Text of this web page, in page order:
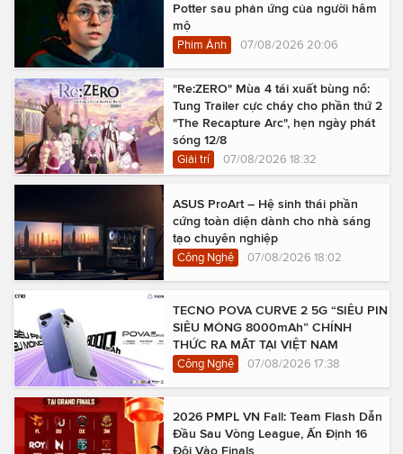
Potter sau phản ứng của người hâm
mộ
Phim Ảnh 07/08/2026 20:06
"Re:ZERO" Mùa 4 tái xuất bùng nổ:
Tung Trailer cực cháy cho phần thứ 2
"The Recapture Arc", hẹn ngày phát
sóng 12/8
Giải trí 07/08/2026 18:32
ASUS ProArt – Hệ sinh thái phần
cứng toàn diện dành cho nhà sáng
tạo chuyên nghiệp
Công Nghệ 07/08/2026 18:02
TECNO POVA CURVE 2 5G “SIÊU PIN
SIÊU MỎNG 8000mAh” CHÍNH
THỨC RA MẮT TẠI VIỆT NAM
Công Nghệ 07/08/2026 17:38
2026 PMPL VN Fall: Team Flash Dẫn
Đầu Sau Vòng League, Ấn Định 16
Đội Vào Finals